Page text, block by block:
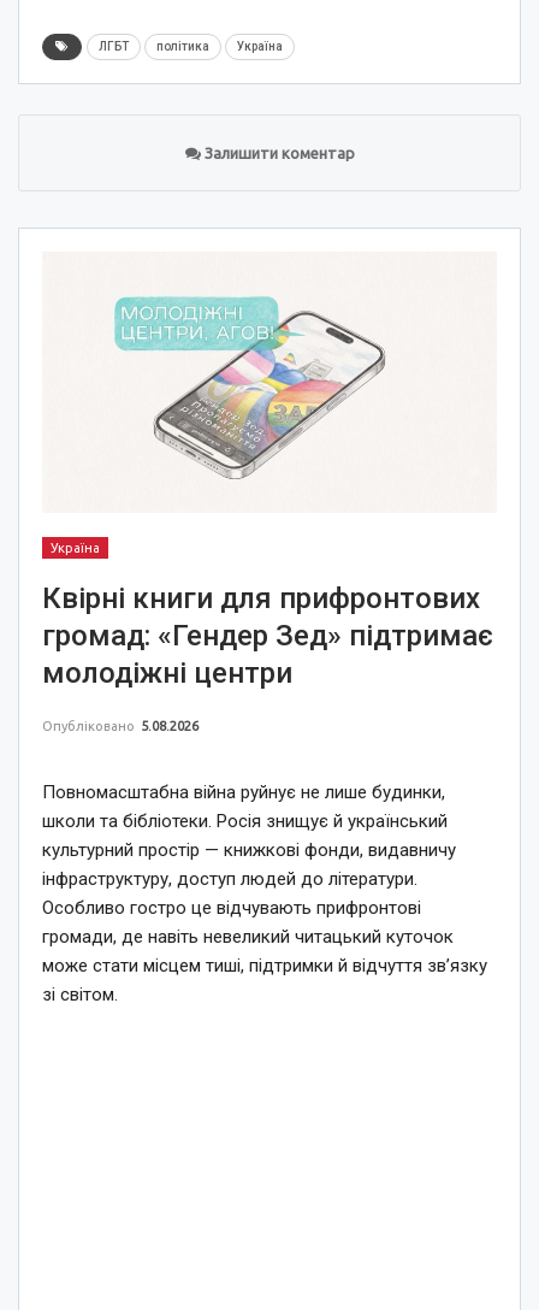
ЛГБТ політика Україна
Залишити коментар
Україна
Квірні книги для прифронтових
громад: «Гендер Зед» підтримає
молодіжні центри
Опубліковано 5.08.2026
Повномасштабна війна руйнує не лише будинки,
школи та бібліотеки. Росія знищує й український
культурний простір — книжкові фонди, видавничу
інфраструктуру, доступ людей до літератури.
Особливо гостро це відчувають прифронтові
громади, де навіть невеликий читацький куточок
може стати місцем тиші, підтримки й відчуття зв’язку
зі світом.